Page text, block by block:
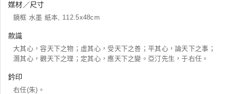
媒材／尺寸
鏡框 水墨 紙本, 112.5x48cm
款識
大其心，容天下之物；虛其心，受天下之善；平其心，論天下之事；
潛其心，觀天下之理；定其心，應天下之變。亞汀先生，于右任。
鈐印
右任(朱)。